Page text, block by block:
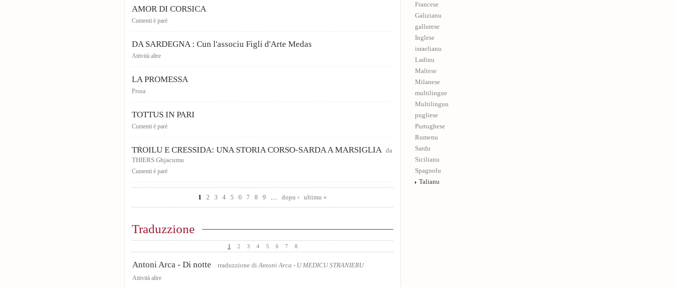
AMOR DI CORSICA
Cumenti è parè
DA SARDEGNA : Cun l'associu Figli d'Arte Medas
Attività altre
LA PROMESSA
Prosa
TOTTUS IN PARI
Cumenti è parè
TROILU E CRESSIDA: UNA STORIA CORSO-SARDA A MARSIGLIA da
THIERS Ghjacumu
Cumenti è parè
1
2 3 4 5 6 7 8 9 … dopu › ultimu »
Traduzzione
1 2 3 4 5 6 7 8
Antoni Arca - Di notte traduzzione diAntoni Arca - U MEDICU STRANIERU
Attività altre
Francese
Galizianu
gallurese
Inglese
israelianu
Ladinu
Maltese
Milanese
multilingue
Multilinguu
pugliese
Purtughese
Rumenu
Sardu
Sicilianu
Spagnolu
Talianu